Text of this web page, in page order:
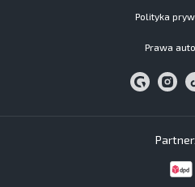
Polityka
Prawa